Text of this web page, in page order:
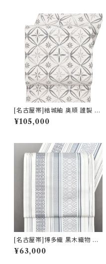
[名古屋帯]結城紬 奥順 謹製 型
紙捺染絣 七宝文様 八寸帯 正絹
日本製(商品番号:22495)
¥105,000
[名古屋帯]博多織 黒木織物 謹
製 献上独鈷 八寸帯 正絹 日本
製(商品番号:22108)
¥63,000